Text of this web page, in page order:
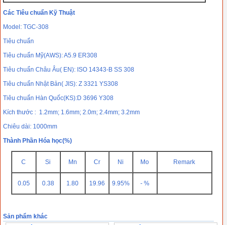
Các Tiêu chuẩn Kỹ Thuật
Model: TGC-308
Tiêu chuẩn
Tiêu chuẩn Mỹ(AWS): A5.9 ER308
Tiêu chuẩn Châu Âu( EN): ISO 14343-B SS 308
Tiêu chuẩn Nhật Bản( JIS): Z 3321 YS308
Tiêu chuẩn Hàn Quốc(KS):D 3696 Y308
Kích thước : 1.2mm; 1.6mm; 2.0m; 2.4mm; 3.2mm
Chiêu dài: 1000mm
Thành Phần Hóa học(%)
C Si Mn Cr Ni Mo Remark
0.05 0.38 1.80 19.96 9.95% - %
Sản phẩm khác